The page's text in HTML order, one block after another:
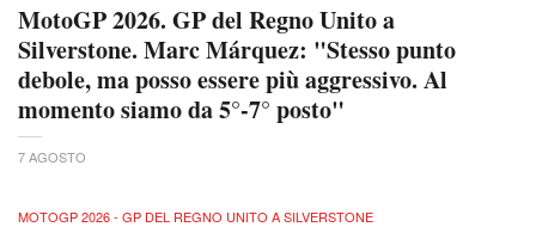
MotoGP 2026. GP del Regno Unito a
Silverstone. Marc Márquez: "Stesso punto
debole, ma posso essere più aggressivo. Al
momento siamo da 5°-7° posto"
7 AGOSTO
MOTOGP 2026 - GP DEL REGNO UNITO A SILVERSTONE